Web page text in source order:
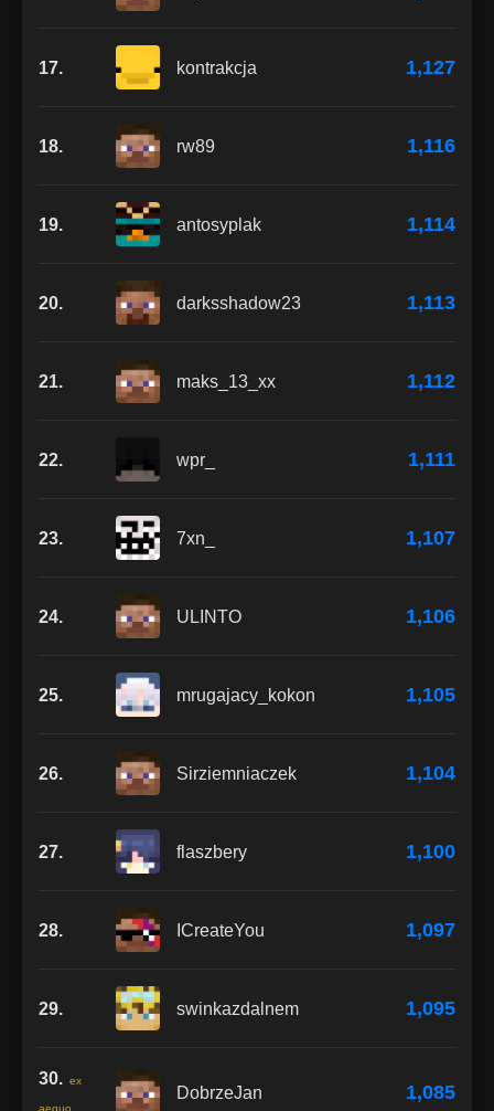
17. kontrakcja 1,127
18. rw89 1,116
19. antosyplak 1,114
20. darksshadow23 1,113
21. maks_13_xx 1,112
22. wpr_ 1,111
23. 7xn_ 1,107
24. ULINTO 1,106
25. mrugajacy_kokon 1,105
26. Sirziemniaczek 1,104
27. flaszbery 1,100
28. ICreateYou 1,097
29. swinkazdalnem 1,095
30. ex
aequo
DobrzeJan 1,085